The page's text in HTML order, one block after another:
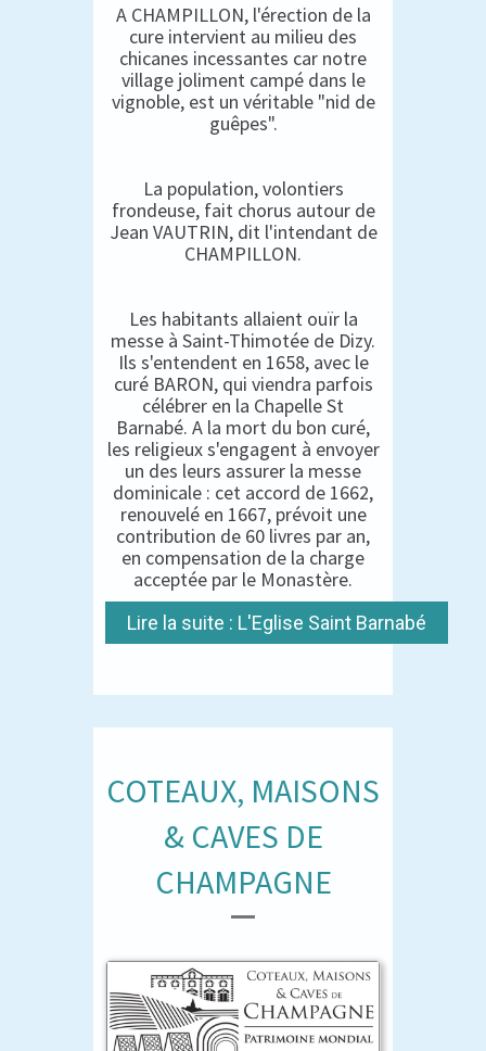
A CHAMPILLON, l'érection de la
cure intervient au milieu des
chicanes incessantes car notre
village joliment campé dans le
vignoble, est un véritable "nid de
guêpes".
La population, volontiers
frondeuse, fait chorus autour de
Jean VAUTRIN, dit l'intendant de
CHAMPILLON.
Les habitants allaient ouïr la
messe à Saint-Thimotée de Dizy.
Ils s'entendent en 1658, avec le
curé BARON, qui viendra parfois
célébrer en la Chapelle St
Barnabé. A la mort du bon curé,
les religieux s'engagent à envoyer
un des leurs assurer la messe
dominicale : cet accord de 1662,
renouvelé en 1667, prévoit une
contribution de 60 livres par an,
en compensation de la charge
acceptée par le Monastère.
Lire la suite : L'Eglise Saint Barnabé
COTEAUX, MAISONS
& CAVES DE
CHAMPAGNE